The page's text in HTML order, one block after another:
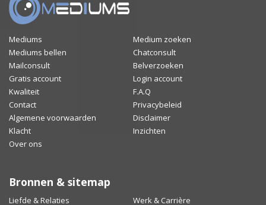
Mediums
Medium zoeken
Mediums bellen
Chatconsult
Mailconsult
Belverzoeken
Gratis account
Login account
Kwaliteit
F.A.Q
Contact
Privacybeleid
Algemene voorwaarden
Disclaimer
Klacht
Inzichten
Over ons
Bronnen & sitemap
Liefde & Relaties Werk & Carrière